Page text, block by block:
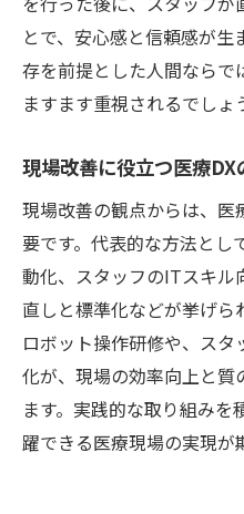
とで、安心感と信頼感が
存を前提とした人間なら
ますます重視されるでしょ
現場改善に役立つ医療
現場改善の観点からは、医
要です。代表的な方法とし
動化、スタッフのITスキル
直しと標準化などが挙げら
ロボット操作研修や、ス
化が、現場の効率向上と質
ます。実践的な取り組み
躍できる医療現場の実現が